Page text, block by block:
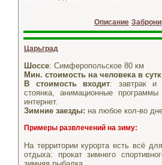
Описание
Царьград
Шоссе: Симферопольское 80 км
Мин. стоимость на человека в
В стоимость входит: завтрак и
стоянка, анимационные
интернет.
Зимние заезды: на любое кол-во
Примеры развлечений на зиму:
На территории курорта есть всё
отдыха: прокат зимнего
зимняя рыбалка.